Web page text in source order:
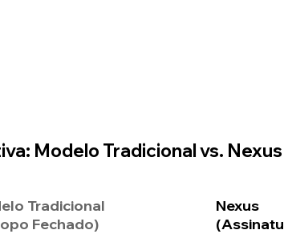
Modelo Tradicional vs. Nexus
Nexus
Tradicional
Fechado)